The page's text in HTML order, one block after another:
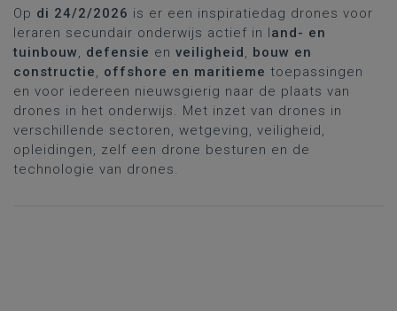
Op di 24/2/2026 is er een inspiratiedag drones voor
leraren secundair onderwijs actief in land- en
tuinbouw
defensie en veiligheid
bouw en
constructie
offshore en maritieme toepassingen
en voor iedereen nieuwsgierig naar de plaats van
drones in het onderwijs. Met inzet van drones in
verschillende sectoren, wetgeving, veiligheid,
opleidingen, zelf een drone besturen en de
technologie van drones.